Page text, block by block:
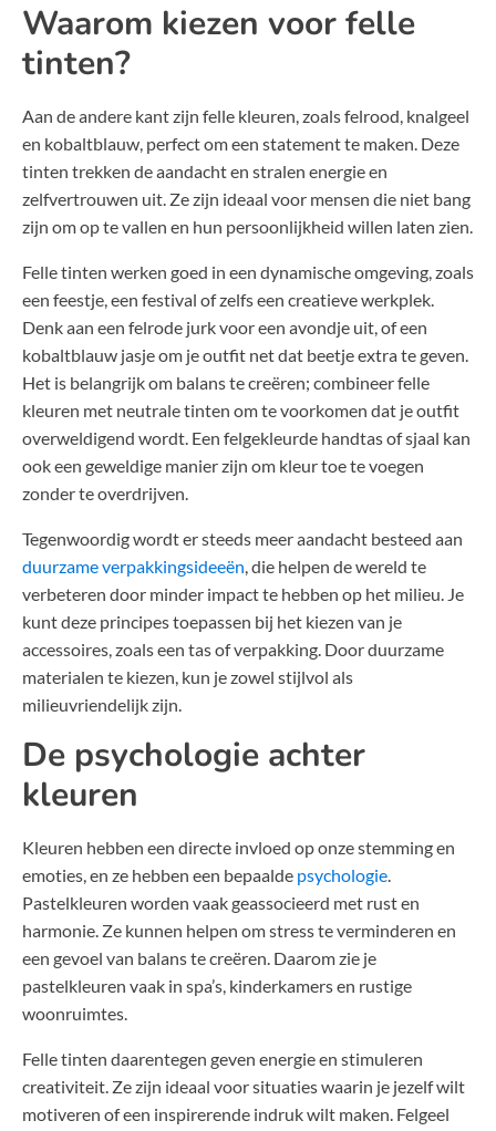
Waarom kiezen voor felle
tinten?
Aan de andere kant zijn felle kleuren, zoals felrood, knalgeel
en kobaltblauw, perfect om een statement te maken. Deze
tinten trekken de aandacht en stralen energie en
zelfvertrouwen uit. Ze zijn ideaal voor mensen die niet bang
zijn om op te vallen en hun persoonlijkheid willen laten zien.
Felle tinten werken goed in een dynamische omgeving, zoals
een feestje, een festival of zelfs een creatieve werkplek.
Denk aan een felrode jurk voor een avondje uit, of een
kobaltblauw jasje om je outfit net dat beetje extra te geven.
Het is belangrijk om balans te creëren; combineer felle
kleuren met neutrale tinten om te voorkomen dat je outfit
overweldigend wordt. Een felgekleurde handtas of sjaal kan
ook een geweldige manier zijn om kleur toe te voegen
zonder te overdrijven.
Tegenwoordig wordt er steeds meer aandacht besteed aan
duurzame verpakkingsideeën, die helpen de wereld te
verbeteren door minder impact te hebben op het milieu. Je
kunt deze principes toepassen bij het kiezen van je
accessoires, zoals een tas of verpakking. Door duurzame
materialen te kiezen, kun je zowel stijlvol als
milieuvriendelijk zijn.
De psychologie achter
kleuren
Kleuren hebben een directe invloed op onze stemming en
emoties, en ze hebben een bepaalde psychologie.
Pastelkleuren worden vaak geassocieerd met rust en
harmonie. Ze kunnen helpen om stress te verminderen en
een gevoel van balans te creëren. Daarom zie je
pastelkleuren vaak in spa’s, kinderkamers en rustige
woonruimtes.
Felle tinten daarentegen geven energie en stimuleren
creativiteit. Ze zijn ideaal voor situaties waarin je jezelf wilt
motiveren of een inspirerende indruk wilt maken. Felgeel